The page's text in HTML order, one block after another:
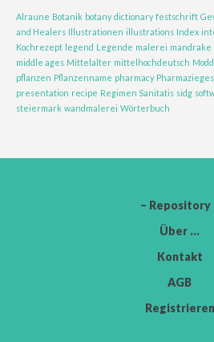
Alraune Botanik botany dictionary festschrift
and Healers Illustrationen illustrations Index
Kochrezept legend Legende malerei mandrake
middle ages Mittelalter mittelhochdeutsch
pflanzen Pflanzenname pharmacy
presentation recipe Regimen Sanitatis sidg
steiermark wandmalerei Wörterbuch
– Repository
Über …
Kontakt
AGB
Registrieren